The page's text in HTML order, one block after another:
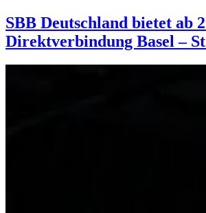
SBB Deutschland bietet ab
Direktverbindung Basel –